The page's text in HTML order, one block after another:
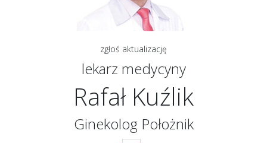
zgłoś aktualizację
lekarz medycyny
Rafał Kuźlik
Ginekolog Położnik